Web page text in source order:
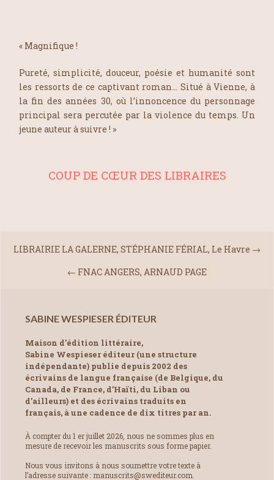
« Magnifique !
Pureté, simplicité, douceur, poésie et humanité sont
les ressorts de ce captivant roman… Situé à Vienne, à
la fin des années 30, où l’innoncence du personnage
principal sera percutée par la violence du temps. Un
jeune auteur à suivre ! »
COUP DE CŒUR DES LIBRAIRES
LIBRAIRIE LA GALERNE, STÉPHANIE FÉRIAL, Le Havre →
← FNAC ANGERS, ARNAUD PAGE
SABINE WESPIESER ÉDITEUR
Maison d’édition littéraire,
Sabine Wespieser éditeur (une structure
indépendante) publie depuis 2002 des
écrivains de langue française (de Belgique, du
Canada, de France, d’Haïti, du Liban ou
d’ailleurs) et des écrivains traduits en
français, à une cadence de dix titres par an.
À compter du 1 er juillet 2026, nous ne sommes plus en
mesure de recevoir les manuscrits sous forme papier.
Nous vous invitons à nous soumettre votre texte à
l’adresse suivante : manuscrits@swediteur.com.